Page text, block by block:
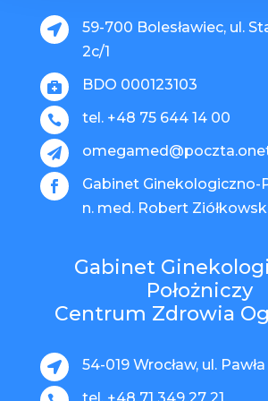

59-700 Bolesławiec, ul.
2c/1
 BDO 000123103
 tel. +48 75 644 14 00


Gabinet Ginekologiczno-
n. med. Robert
Gabinet
Położniczy
Centrum Zdrowia
 54-019 Wrocław, ul.